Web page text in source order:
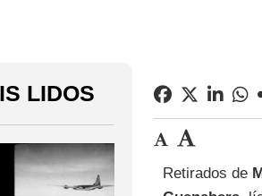
LIDOS
Retirados de